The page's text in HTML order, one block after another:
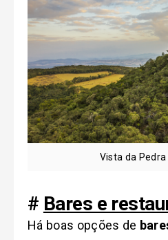
Vista da Pedra
# Bares e
Há boas opções de